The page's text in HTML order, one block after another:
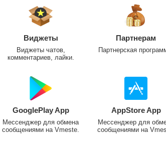
Виджеты
Виджеты чатов,
комментариев, лайки.
Партнерам
Партнерская
GooglePlay App
Мессенджер для обмена
сообщениями на Vmeste.
AppStore App
Мессенджер для
сообщениями на